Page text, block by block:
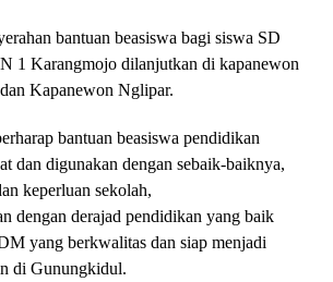
bantuan beasiswa bagi siswa SD
1 Karangmojo dilanjutkan di kapanewon
Kapanewon Nglipar.
bantuan beasiswa pendidikan
dan digunakan dengan sebaik-baiknya,
keperluan sekolah,
dengan derajad pendidikan yang baik
yang berkwalitas dan siap menjadi
di Gunungkidul.